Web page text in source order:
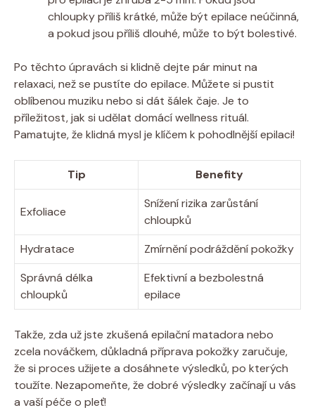
chloupky příliš⁢ krátké, může být epilace neúčinná,
a ‍pokud ⁤jsou příliš‌ dlouhé, může to ⁢být⁢ bolestivé.
Po⁤ těchto úpravách si klidně ⁢dejte pár minut na
relaxaci, než se pustíte⁢ do epilace.⁤ Můžete ‍si⁤ pustit
oblíbenou muziku ​nebo si dát šálek čaje. Je to‍
příležitost, jak si udělat ‌domácí wellness ‍rituál.
Pamatujte, že klidná mysl je klíčem ⁣k pohodlnější⁤ epilaci!
Tip Benefity
Exfoliace
Snížení rizika zarůstání
chloupků
Hydratace
Zmírnění podráždění pokožky
Správná‌ délka
⁢chloupků
Efektivní a​ bezbolestná
epilace
Takže,​ zda ⁤už ⁤jste ⁢zkušená epilační ⁤matadora nebo⁢
zcela nováčkem, důkladná příprava pokožky zaručuje,
že si ‌proces užijete a dosáhnete výsledků,⁢ po kterých⁤
toužíte.⁣ Nezapomeňte, že ⁢dobré ⁣výsledky ⁣začínají ‌u vás
a vaší‍ péče‍ o pleť!